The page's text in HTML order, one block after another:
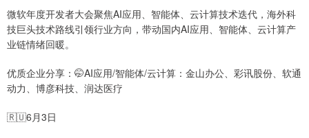
微软年度开发者大会聚焦AI应用、智能体、云计算技术迭代，海外科
技巨头技术路线引领行业方向，带动国内AI应用、智能体、云计算产
业链情绪回暖。
优质企业分享：🤭AI应用/智能体/云计算：金山办公、彩讯股份、软通
动力、博彦科技、润达医疗
🇷🇺6月3日